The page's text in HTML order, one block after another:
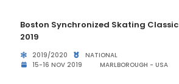
Boston Synchronized Skating Classic
2019
2019/2020
NATIONAL
15-16 NOV 2019
MARLBOROUGH - USA